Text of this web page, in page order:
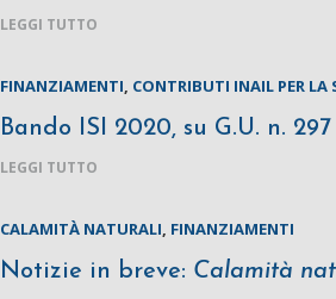
LEGGI TUTTO
FINANZIAMENTI, CONTRIBUTI INAIL PER LA
Bando ISI 2020, su G.U. n. 297
LEGGI TUTTO
CALAMITÀ NATURALI, FINANZIAMENTI
Notizie in breve: Calamità